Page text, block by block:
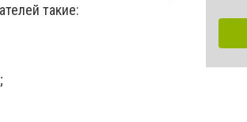
такие: